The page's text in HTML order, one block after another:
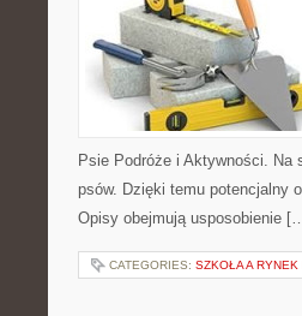
Psie Podróże i Aktywności. Na
psów. Dzięki temu potencjalny
Opisy obejmują usposobienie
CATEGORIES: SZKOŁA A RYNEK